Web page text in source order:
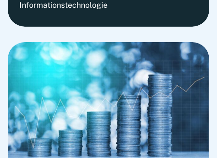
Informationstechnologie